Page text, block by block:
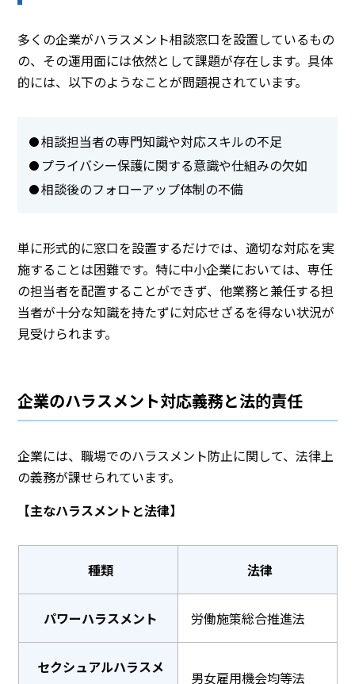
多くの企業がハラスメント相談窓口を設置しているもの
の、その運用面には依然として課題が存在します。具体
的には、以下のようなことが問題視されています。
相談担当者の専門知識や対応スキルの不足
プライバシー保護に関する意識や仕組みの欠如
相談後のフォローアップ体制の不備
単に形式的に窓口を設置するだけでは、適切な対応を実
施することは困難です。特に中小企業においては、専任
の担当者を配置することができず、他業務と兼任する担
当者が十分な知識を持たずに対応せざるを得ない状況が
見受けられます。
企業のハラスメント対応義務と法的責任
企業には、職場でのハラスメント防止に関して、法律上
の義務が課せられています。
【主なハラスメントと法律】
種類 法律
パワーハラスメント 労働施策総合推進法
セクシュアルハラスメ
男女雇用機会均等法